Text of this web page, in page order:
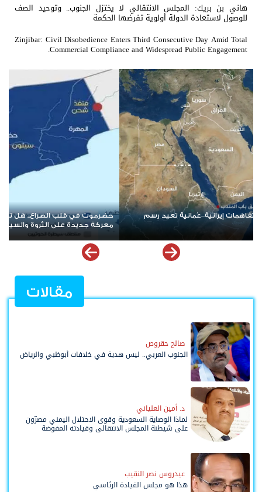
هاني بن بريك: المجلس الانتقالي لا يختزل الجنوب.. وتوحيد الصف
للوصول لاستعادة الدولة أولوية تفرضها الحكمة
Zinjibar: Civil Disobedience Enters Third Consecutive Day Amid Total
Commercial Compliance and Widespread Public Engagement.
تتحول حماية المنشآت النفطية إلى
بعد حرب الممرات وتمدد
قضية شعب الجنوب؟
مقالات
صالح حقروص
الجنوب العربي.. ليس هدية في خلافات أبوظبي والرياض
د. أمين العلياني
لماذا الوصاية السعودية وقوى الاحتلال اليمني مصرّون
على شيطنة المجلس الانتقالي وقيادته المفوضة
عيدروس نصر النقيب
هذا هو مجلس القيادة الرئاسي